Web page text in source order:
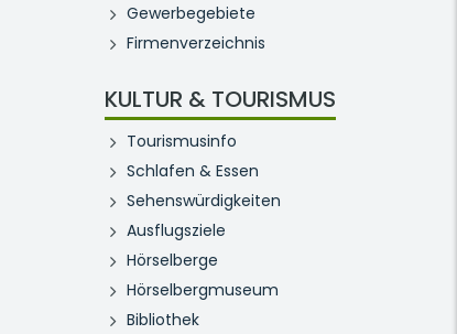
Gewerbegebiete
Firmenverzeichnis
KULTUR & TOURISMUS
Tourismusinfo
Schlafen & Essen
Sehenswürdigkeiten
Ausflugsziele
Hörselberge
Hörselbergmuseum
Bibliothek